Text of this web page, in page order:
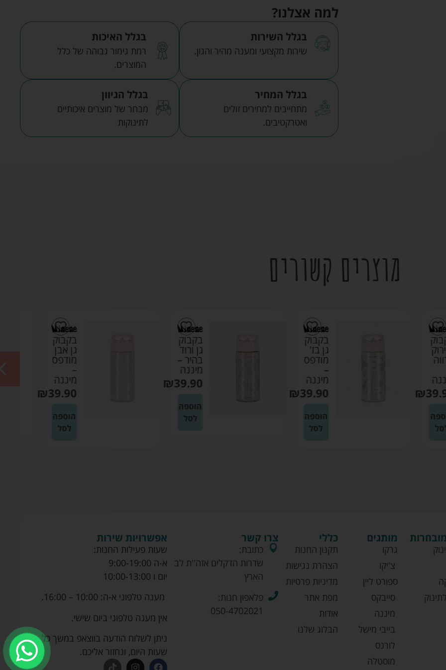
למה אצלנו?
בגלל השירות
שירות מקצועי ומענה מהיר והגון.
בגלל האיכות
רמת גימור גבוהה של כלל
המוצרים.
בגלל המחיר
מתחייבים למחירים זולים
ואטרקטיבים.
בגלל הגיוון
מבחר של מוצרים איכותיים
לתינוקות
מוצרים קשורים
בקבוק
גן בז'
מודפס
מיננה
39.90
הוספה
בקבוק
גן ורוד
בהיר –
39.90
בקבוק
גן אבן
מודפס
–
מיננה
בקבוק
גן אבן
–
39.90
מותגים
גרקו
צ'יקו
ספורט ליין
סייבקס
מיננה
בייבי מישל
לורנס
מוסטלה
כללי
תקנון החנות
הצהרת נגישות
מדיניות פרטיות
מפת אתר
אודות
הבלוג שלנו
צרו קשר
כתובת:
שדרות הדקלים אזה''ת לב
הארץ
פלאפון חנות:
050-4702021
אפשרויות שירות
שעות פעילות החנות:
א-ה 9:00-19:00
יום ו 10:00-13:00
מענה טלפוני א-ה: 10:00 – 16:00.
אין מענה טלפוני ביום שישי.
ניתן לשלוח הודעה בווצאפ במשך כל
שעות היום, ונחזור אליכם.